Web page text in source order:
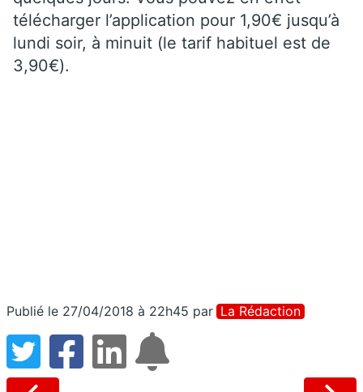
télécharger l’application pour 1,90€ jusqu’à
lundi soir, à minuit (le tarif habituel est de
3,90€).
Publié le 27/04/2018 à 22h45 par La Rédaction